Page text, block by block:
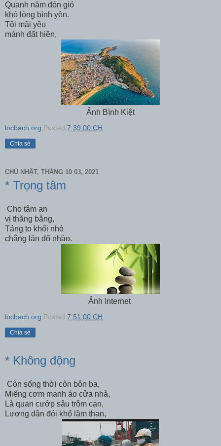
Quanh năm đón gió
khó lòng bình yên.
Tôi mãi yêu
mảnh đất hiền,
Ảnh Bình Kiệt
locbach.org Posted 7:39:00 CH
Chia sẻ
CHỦ NHẬT, THÁNG 10 03, 2021
* Trọng tâm
Cho tâm an
vị thăng bằng,
Tảng to khối nhỏ
chẳng lăn đổ nhào.
Ảnh Internet
locbach.org Posted 7:51:00 CH
Chia sẻ
* Không động
Còn sống thời còn bôn ba,
Miếng cơm manh áo cửa nhà,
Là quan cướp sâu trộm cạn,
Lương dân đói khổ lầm than,